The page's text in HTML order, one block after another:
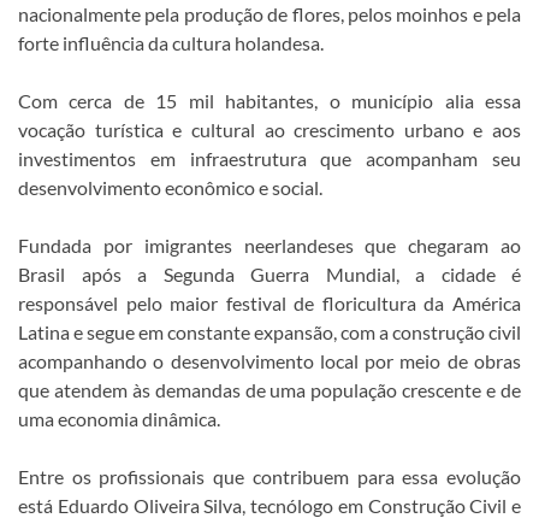
nacionalmente pela produção de flores, pelos moinhos e pela
forte influência da cultura holandesa.
Com cerca de 15 mil habitantes, o município alia essa
vocação turística e cultural ao crescimento urbano e aos
investimentos em infraestrutura que acompanham seu
desenvolvimento econômico e social.
Fundada por imigrantes neerlandeses que chegaram ao
Brasil após a Segunda Guerra Mundial, a cidade é
responsável pelo maior festival de floricultura da América
Latina e segue em constante expansão, com a construção civil
acompanhando o desenvolvimento local por meio de obras
que atendem às demandas de uma população crescente e de
uma economia dinâmica.
Entre os profissionais que contribuem para essa evolução
está Eduardo Oliveira Silva, tecnólogo em Construção Civil e